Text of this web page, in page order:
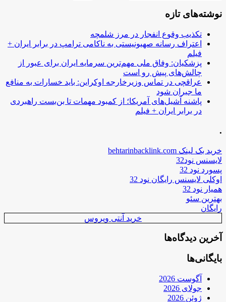
نوشته‌های تازه
تکذیب وقوع انفجار در مرز شلمچه
اعتراف رسانه صهیونیستی به ناکامی ترامپ در برابر ایران +
فیلم
پزشکیان: وفاق ملی مهم‌ترین سرمایه ایران برای عبور از
چالش‌های پیش رو است
عراقچی در تماس وزیرخارجه اوکراین: باید خسارات به منافع
ما جبران شود
پاشنه آشیل‌های آمریکا؛ از کمبود مهمات تا بن‌بست راهبردی
در برابر ایران + فیلم
.
خرید بک لینک behtarinbacklink.com
لایسنس نود32
پسورد نود 32
اوکلی لایسنس رایگان نود 32
همیار نود 32
بهترین سئو
رایگان
خرید آنتی ویروس
آخرین دیدگاه‌ها
بایگانی‌ها
آگوست 2026
جولای 2026
ژوئن 2026